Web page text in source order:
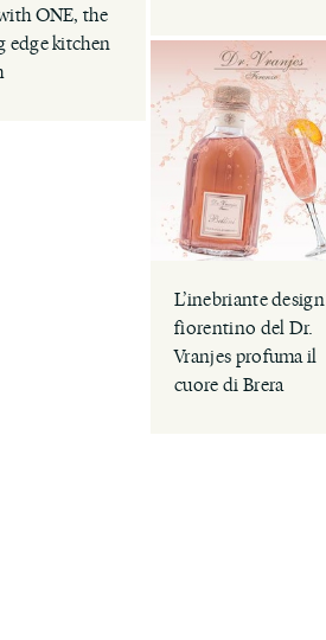
ONE, the
edge kitchen
L’inebriante design
fiorentino del Dr.
Vranjes profuma il
cuore di Brera